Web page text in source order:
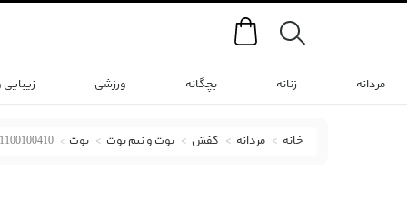
Search
مردانه زنانه بچگانه ورزشی
خانه مردانه کفش بوت و نیم بوت بوت